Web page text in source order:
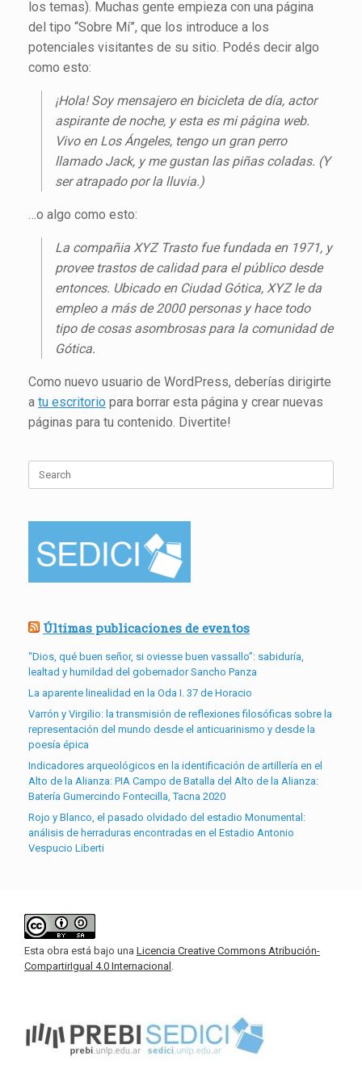
los temas). Muchas gente empieza con una página
del tipo “Sobre Mí”, que los introduce a los
potenciales visitantes de su sitio. Podés decir algo
como esto:
¡Hola! Soy mensajero en bicicleta de día, actor
aspirante de noche, y esta es mi página web.
Vivo en Los Ángeles, tengo un gran perro
llamado Jack, y me gustan las piñas coladas. (Y
ser atrapado por la lluvia.)
…o algo como esto:
La compañia XYZ Trasto fue fundada en 1971, y
provee trastos de calidad para el público desde
entonces. Ubicado en Ciudad Gótica, XYZ le da
empleo a más de 2000 personas y hace todo
tipo de cosas asombrosas para la comunidad de
Gótica.
Como nuevo usuario de WordPress, deberías dirigirte
a tu escritorio para borrar esta página y crear nuevas
páginas para tu contenido. Divertite!
Últimas publicaciones de eventos
“Dios, qué buen señor, si oviesse buen vassallo”: sabiduría,
lealtad y humildad del gobernador Sancho Panza
La aparente linealidad en la Oda I. 37 de Horacio
Varrón y Virgilio: la transmisión de reflexiones filosóficas sobre la
representación del mundo desde el anticuarinismo y desde la
poesía épica
Indicadores arqueológicos en la identificación de artillería en el
Alto de la Alianza: PIA Campo de Batalla del Alto de la Alianza:
Batería Gumercindo Fontecilla, Tacna 2020
Rojo y Blanco, el pasado olvidado del estadio Monumental:
análisis de herraduras encontradas en el Estadio Antonio
Vespucio Liberti
Esta obra está bajo una Licencia Creative Commons Atribución-
CompartirIgual 4.0 Internacional .